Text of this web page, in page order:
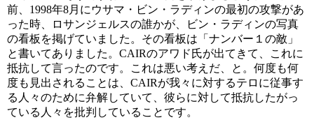
前、1998年8月にウサマ・ビン・ラディンの最初の攻撃があ
った時、ロサンジェルスの誰かが、ビン・ラディンの写真
の看板を掲げていました。その看板は「ナンバー１の敵」
と書いてありました。CAIRのアワド氏が出てきて、これに
抵抗して言ったのです。これは悪い考えだ、と。何度も何
度も見出されることは、CAIRが我々に対するテロに従事す
る人々のために弁解していて、彼らに対して抵抗したがっ
ている人々を批判していることです。